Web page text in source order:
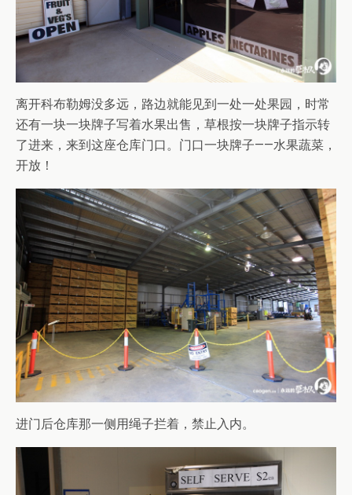
离开科布勒姆没多远，路边就能见到一处一处果园，时常
还有一块一块牌子写着水果出售，草根按一块牌子指示转
了进来，来到这座仓库门口。门口一块牌子——水果蔬菜，
开放！
进门后仓库那一侧用绳子拦着，禁止入内。